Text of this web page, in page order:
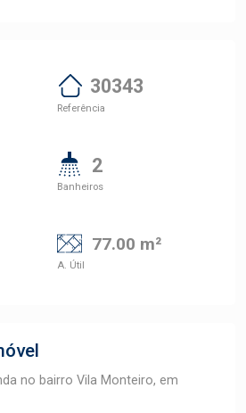
30343
Referência
2
Banheiros
77.00 m²
A. Útil
no bairro Vila Monteiro, em